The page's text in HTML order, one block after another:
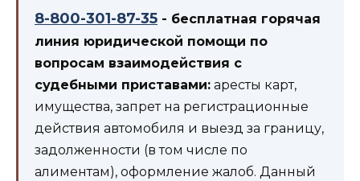
8-800-301-87-35 - бесплатная горячая
линия юридической помощи по
вопросам взаимодействия с
судебными приставами: аресты карт,
имущества, запрет на регистрационные
действия автомобиля и выезд за границу,
задолженности (в том числе по
алиментам), оформление жалоб. Данный